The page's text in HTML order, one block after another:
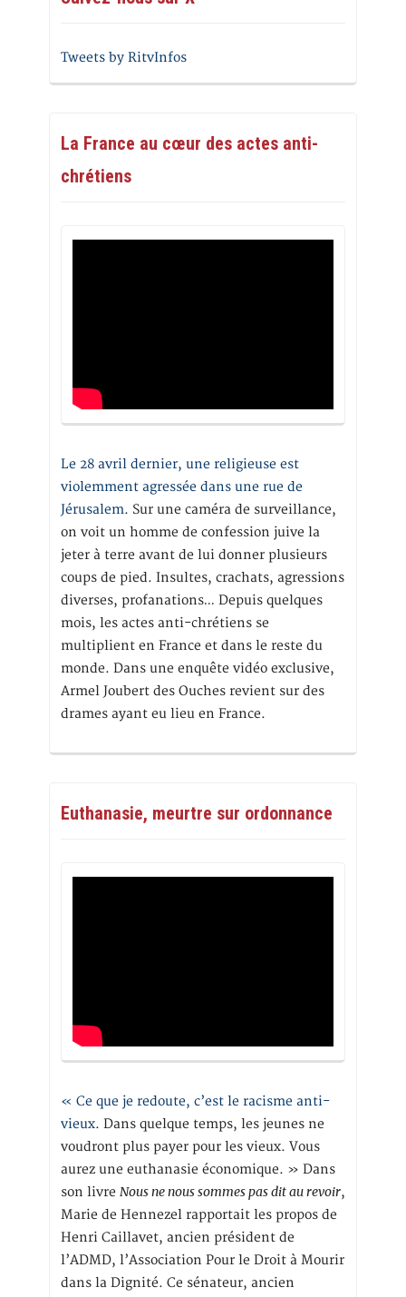
Tweets by RitvInfos
La France au cœur des actes anti-
chrétiens
Le 28 avril dernier, une religieuse est
violemment agressée dans une rue de
Jérusalem. Sur une caméra de surveillance,
on voit un homme de confession juive la
jeter à terre avant de lui donner plusieurs
coups de pied. Insultes, crachats, agressions
diverses, profanations… Depuis quelques
mois, les actes anti-chrétiens se
multiplient en France et dans le reste du
monde. Dans une enquête vidéo exclusive,
Armel Joubert des Ouches revient sur des
drames ayant eu lieu en France.
Euthanasie, meurtre sur ordonnance
« Ce que je redoute, c’est le racisme anti-
vieux. Dans quelque temps, les jeunes ne
voudront plus payer pour les vieux. Vous
aurez une euthanasie économique. » Dans
son livre Nous ne nous sommes pas dit au revoir,
Marie de Hennezel rapportait les propos de
Henri Caillavet, ancien président de
l’ADMD, l’Association Pour le Droit à Mourir
dans la Dignité. Ce sénateur, ancien